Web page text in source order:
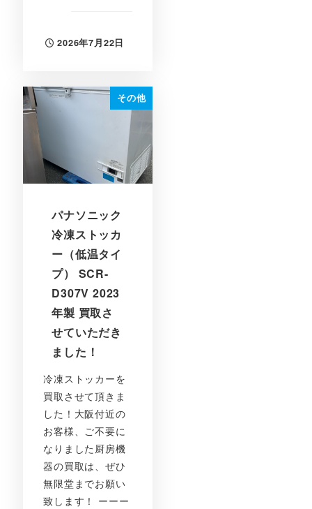
投稿日
2026年7月22日
その他
パナソニック
冷凍ストッカ
ー（低温タイ
プ） SCR-
D307V 2023
年製 買取さ
せていただき
ました！
冷凍ストッカーを
買取させて頂きま
した！大阪付近の
お客様、ご不要に
なりました厨房機
器の買取は、ぜひ
無限堂までお願い
致します！ ーーー